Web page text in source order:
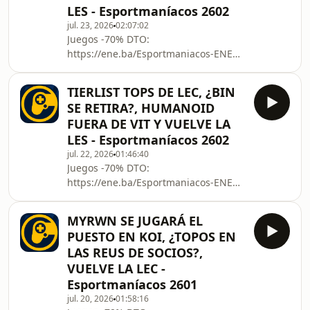
La mejor VPN del mundo y punto:
protonvpn.com/esportmaniacos
APÓYANOS AQUÍ
https://www.patreon.com/Esportmaniacos
https://www.twitch.tv/esportmaniacos
Nuestras redes
https://twitter.com/Espo
LES - Esportmaníacos 2602
jul. 23, 202602:07:02
Juegos -70% DTO:
https://ene.ba/Esportmaniacos-ENEBA
GamePass Descuentos Exclusivos en
Juegos de PC:
https://ene.ba/Esportmaniacos-Steam
La mejor VPN del mundo y punto:
protonvpn.com/esportmaniacos
APÓYANOS AQUÍ
https://www.patreon.com/Esportmaniacos
https://www.twitch.tv/esportmaniacos
Nuestras redes
https://twitter.com/Espo
TIERLIST TOPS DE LEC, ¿BIN
SE RETIRA?, HUMANOID
FUERA DE VIT Y VUELVE LA
LES - Esportmaníacos 2602
jul. 22, 202601:46:40
Juegos -70% DTO:
https://ene.ba/Esportmaniacos-ENEBA
https://ene.ba/Esportmaniacos-
GamePass Descuentos Exclusivos en
Juegos de PC:
https://ene.ba/Esportmaniacos-Steam
La mejor VPN del mundo y punto:
protonvpn.com/esportmaniacos
APÓYANOS AQUÍ
MYRWN SE JUGARÁ EL
PUESTO EN KOI, ¿TOPOS EN
LAS REUS DE SOCIOS?,
VUELVE LA LEC -
Esportmaníacos 2601
jul. 20, 202601:58:16